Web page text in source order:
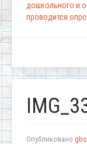
дошкольного и
проводится
Опубликовано